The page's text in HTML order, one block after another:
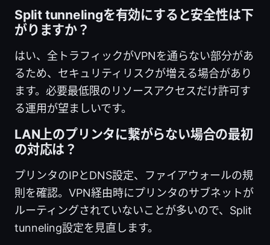
Split tunnelingを有効にすると安全性は下
がりますか？
はい、全トラフィックがVPNを通らない部分があ
るため、セキュリティリスクが増える場合があり
ます。必要最低限のリソースアクセスだけ許可す
る運用が望ましいです。
LAN上のプリンタに繋がらない場合の最初
の対応は？
プリンタのIPとDNS設定、ファイアウォールの規
則を確認。VPN経由時にプリンタのサブネットが
ルーティングされていないことが多いので、Split
tunneling設定を見直します。